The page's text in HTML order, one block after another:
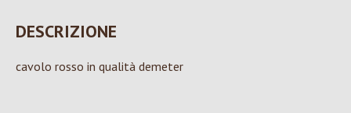
DESCRIZIONE
cavolo rosso in qualità demeter